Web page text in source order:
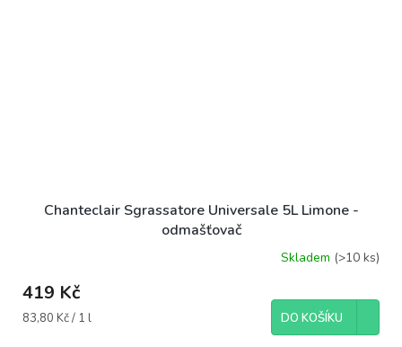
Chanteclair Sgrassatore Universale 5L Limone -
odmašťovač
Skladem (>10 ks)
419 Kč
Měrná
83,80 Kč / 1 l DO KOŠÍKU